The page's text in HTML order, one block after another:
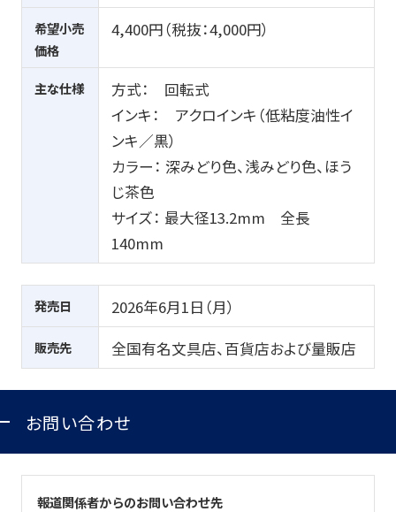
希望小売
価格
4,400円（税抜：4,000円）
主な仕様
方式： 回転式
インキ： アクロインキ（低粘度油性イ
ンキ／黒）
カラー： 深みどり色、浅みどり色、ほう
じ茶色
サイズ： 最大径13.2mm 全長
140mm
発売日 2026年6月1日（月）
販売先 全国有名文具店、百貨店および量販店
お問い合わせ
報道関係者からのお問い合わせ先